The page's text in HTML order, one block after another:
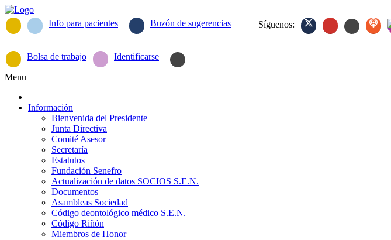
Info para pacientes Buzón de sugerencias Síguenos:
Bolsa de trabajo Identificarse
Menu
Información
Bienvenida del Presidente
Junta Directiva
Comité Asesor
Secretaría
Estatutos
Fundación Senefro
Actualización de datos SOCIOS S.E.N.
Documentos
Asambleas Sociedad
Código deontológico médico S.E.N.
Código Riñón
Miembros de Honor